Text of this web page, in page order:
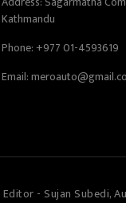
Kathmandu
Phone: +977 01-4593619
Email:
Editor - Sujan Subedi,